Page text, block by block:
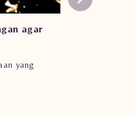
agar
yang